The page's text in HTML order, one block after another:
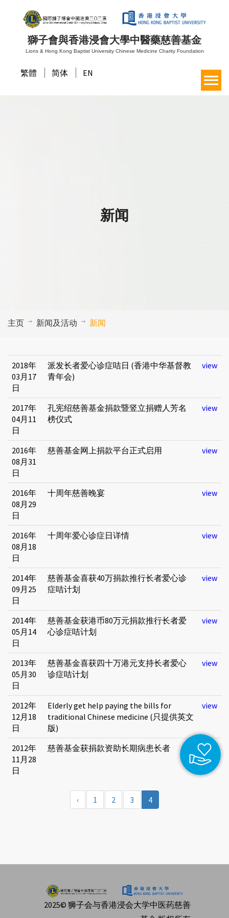
獅子會與香港浸會大學中醫藥慈善基金
Lions & Hong Kong Baptist University Chinese Medicine Charity Foundation
繁體 简体 EN
新闻
主页 新闻及活动 新闻
2018年
03月17
日
派发长者爱心诊症咭日 (香港中华基督教
青年会)
view
2017年
04月11
日
孔宪绍慈善基金捐款暨竖立捐赠人芳名
榜仪式
view
2016年
08月31
日
慈善基金网上捐款平台正式启用 view
2016年
08月29
日
十周年慈善晚宴 view
2016年
08月18
日
十周年爱心诊症日详情 view
2014年
09月25
日
慈善基金喜获40万捐款推行长者爱心诊
症咭计划
view
2014年
05月14
日
慈善基金获港币80万元捐款推行长者爱
心诊症咭计划
view
2013年
05月30
日
慈善基金喜获四十万港元支持长者爱心
诊症咭计划
view
2012年
12月18
日
Elderly get help paying the bills for
traditional Chinese medicine (只提供英文
版)
view
2012年
11月28
日
慈善基金获捐款资助长期病患长者 view
‹ 1 2 3 4
2025© 狮子会与香港浸会大学中医药慈善